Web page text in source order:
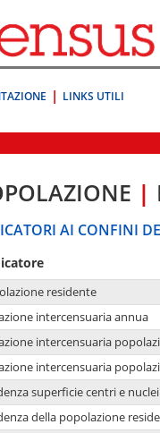
LINKS UTILI
|
AI CONFINI
residente
intercensuaria annua
intercensuaria
intercensuaria
superficie centri e
della popolazione